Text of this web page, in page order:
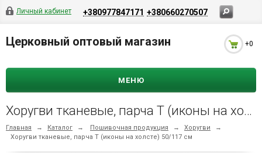
Личный кабинет +380977847171 +380660270507
Церковный оптовый магазин +0
МЕНЮ
Хоругви тканевые, парча Т (иконы на холсте) 50/117 см
Главная → Каталог → Пошивочная продукция → Хоругви
→
Хоругви тканевые, парча Т (иконы на холсте) 50/117 см